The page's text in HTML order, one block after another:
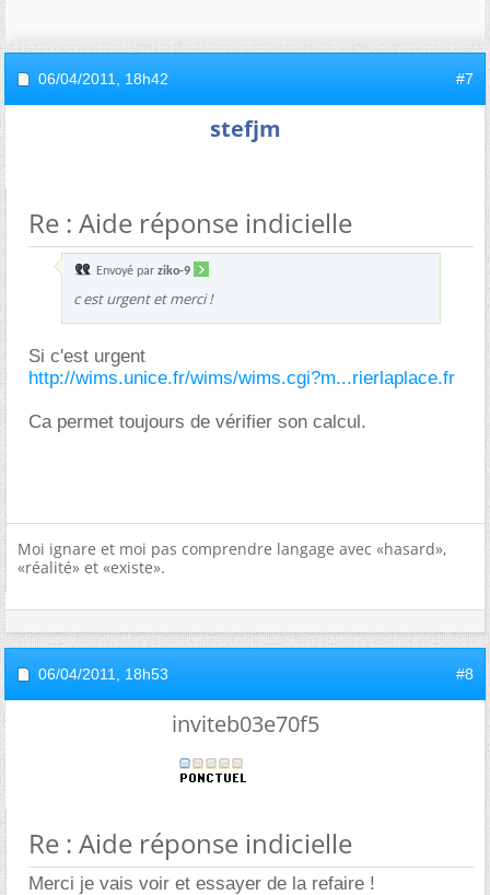
06/04/2011, 18h42 #7
stefjm
Re : Aide réponse indicielle
Envoyé par ziko-9
c est urgent et merci !
Si c'est urgent
http://wims.unice.fr/wims/wims.cgi?m...rierlaplace.fr
Ca permet toujours de vérifier son calcul.
Moi ignare et moi pas comprendre langage avec «hasard»,
«réalité» et «existe».
06/04/2011, 18h53 #8
inviteb03e70f5
Re : Aide réponse indicielle
Merci je vais voir et essayer de la refaire !